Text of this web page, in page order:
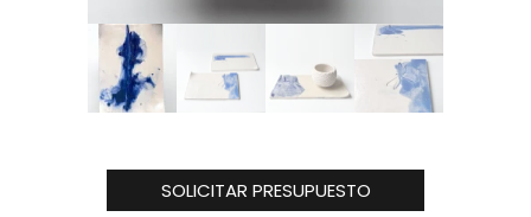
SOLICITAR PRESUPUESTO